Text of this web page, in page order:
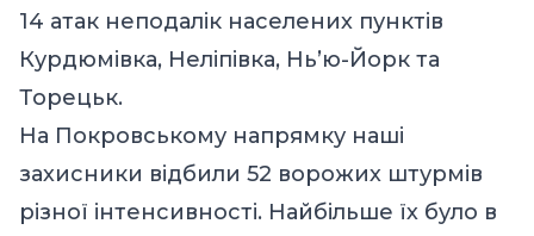
14 атак неподалік населених пунктів
Курдюмівка, Неліпівка, Нь’ю-Йорк та
Торецьк.
На Покровському напрямку наші
захисники відбили 52 ворожих штурмів
різної інтенсивності. Найбільше їх було в